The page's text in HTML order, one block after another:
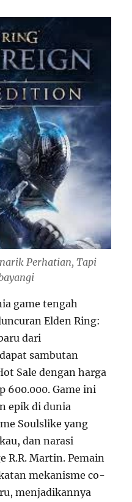
Perhatian, Tapi
game tengah
Elden Ring:
dari
sambutan
Sale dengan harga
600.000. Game ini
epik di dunia
Soulslike yang
dan narasi
R.R. Martin. Pemain
mekanisme co-
menjadikannya